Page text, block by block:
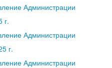
Администрации
г.
Администрации
г.
Администрации